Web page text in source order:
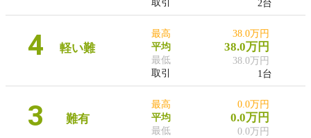
取引
2台
4 軽い難
最高
平均
最低
取引
38.0万円
38.0万円
38.0万円
1台
3 難有
最高
平均
最低
0.0万円
0.0万円
0.0万円